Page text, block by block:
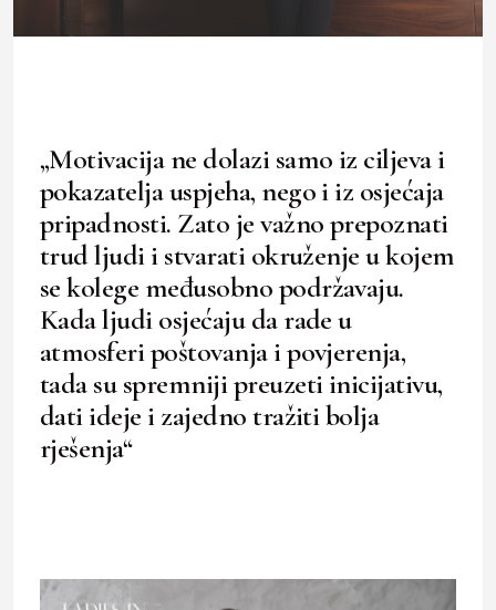
„Motivacija ne dolazi samo iz ciljeva i
pokazatelja uspjeha, nego i iz osjećaja
pripadnosti. Zato je važno prepoznati
trud ljudi i stvarati okruženje u kojem
se kolege međusobno podržavaju.
Kada ljudi osjećaju da rade u
atmosferi poštovanja i povjerenja,
tada su spremniji preuzeti inicijativu,
dati ideje i zajedno tražiti bolja
rješenja“